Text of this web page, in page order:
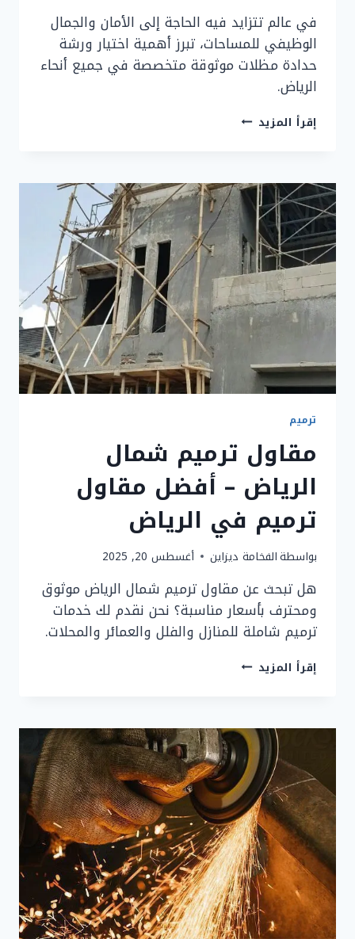
في عالم تتزايد فيه الحاجة إلى الأمان والجمال
الوظيفي للمساحات، تبرز أهمية اختيار ورشة
حدادة مظلات موثوقة متخصصة في جميع أنحاء
الرياض.
إقرأ المزيد ورشة
|
أفضل
حداد
مظلات
في
الرياض
ترميم
مقاول ترميم شمال
الرياض – أفضل مقاول
ترميم في الرياض
بواسطةالفخامة ديزاين أغسطس 20, 2025
هل تبحث عن مقاول ترميم شمال الرياض موثوق
ومحترف بأسعار مناسبة؟ نحن نقدم لك خدمات
ترميم شاملة للمنازل والفلل والعمائر والمحلات.
إقرأ المزيد مقاول
–
أفضل
مقاول
ترميم
في
الرياض